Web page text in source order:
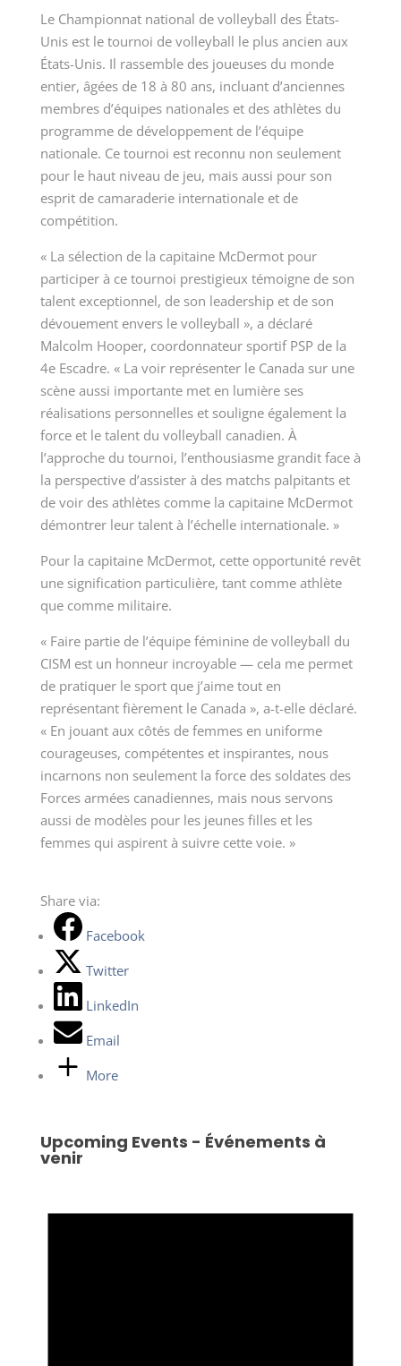
Le Championnat national de volleyball des États-
Unis est le tournoi de volleyball le plus ancien aux
États-Unis. Il rassemble des joueuses du monde
entier, âgées de 18 à 80 ans, incluant d’anciennes
membres d’équipes nationales et des athlètes du
programme de développement de l’équipe
nationale. Ce tournoi est reconnu non seulement
pour le haut niveau de jeu, mais aussi pour son
esprit de camaraderie internationale et de
compétition.
« La sélection de la capitaine McDermot pour
participer à ce tournoi prestigieux témoigne de son
talent exceptionnel, de son leadership et de son
dévouement envers le volleyball », a déclaré
Malcolm Hooper, coordonnateur sportif PSP de la
4e Escadre. « La voir représenter le Canada sur une
scène aussi importante met en lumière ses
réalisations personnelles et souligne également la
force et le talent du volleyball canadien. À
l’approche du tournoi, l’enthousiasme grandit face à
la perspective d’assister à des matchs palpitants et
de voir des athlètes comme la capitaine McDermot
démontrer leur talent à l’échelle internationale. »
Pour la capitaine McDermot, cette opportunité revêt
une signification particulière, tant comme athlète
que comme militaire.
« Faire partie de l’équipe féminine de volleyball du
CISM est un honneur incroyable — cela me permet
de pratiquer le sport que j’aime tout en
représentant fièrement le Canada », a-t-elle déclaré.
« En jouant aux côtés de femmes en uniforme
courageuses, compétentes et inspirantes, nous
incarnons non seulement la force des soldates des
Forces armées canadiennes, mais nous servons
aussi de modèles pour les jeunes filles et les
femmes qui aspirent à suivre cette voie. »
Share via:
Facebook
Twitter
LinkedIn
Email
More
Upcoming Events - Événements à
venir